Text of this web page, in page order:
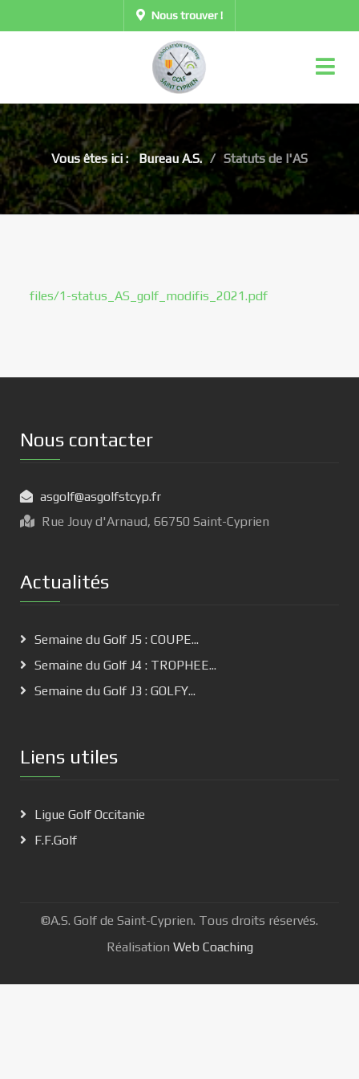
Nous trouver !
Vous êtes ici : Bureau A.S. Statuts de l'AS
files/1-status_AS_golf_modifis_2021.pdf
Nous contacter
asgolf@asgolfstcyp.fr
Rue Jouy d'Arnaud, 66750 Saint-Cyprien
Actualités
Semaine du Golf J5 : COUPE...
Semaine du Golf J4 : TROPHEE...
Semaine du Golf J3 : GOLFY...
Liens utiles
Ligue Golf Occitanie
F.F.Golf
©A.S. Golf de Saint-Cyprien. Tous droits réservés.
Réalisation Web Coaching